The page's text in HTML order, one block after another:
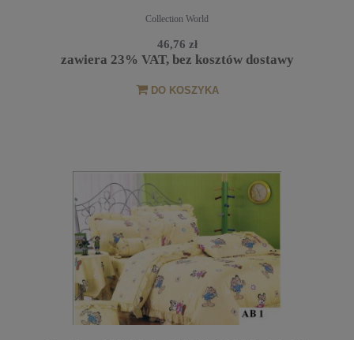
Collection World
46,76 zł
zawiera 23% VAT, bez kosztów dostawy
DO KOSZYKA